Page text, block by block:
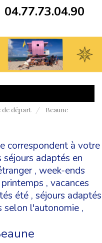
04.77.73.04.90
de départ Beaune
correspondent à votre
séjours adaptés en
, week-ends
, vacances
été , séjours adaptés
selon l'autonomie ,